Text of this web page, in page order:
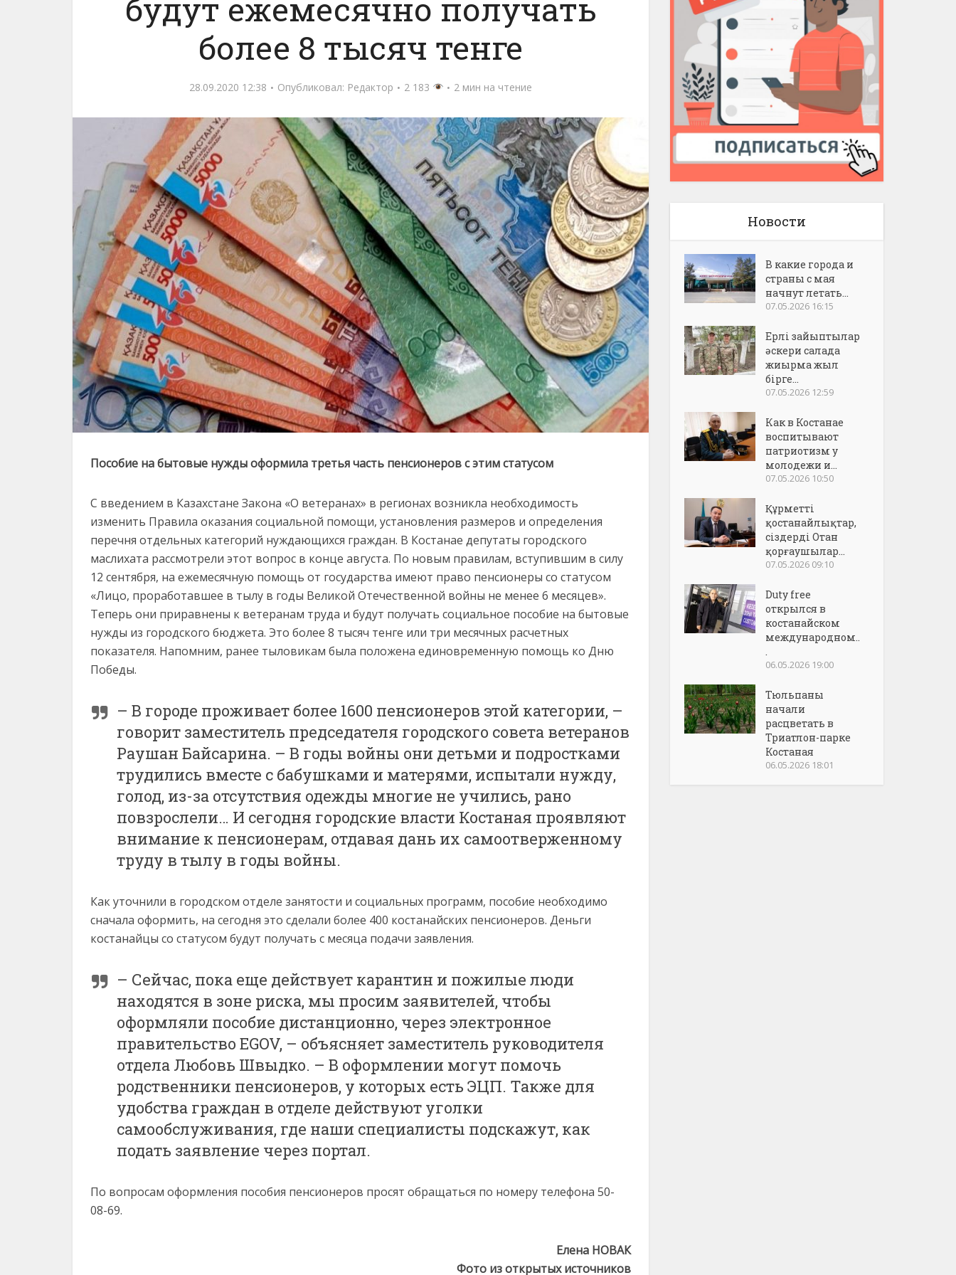
будут ежемесячно получать
более 8 тысяч тенге
28.09.2020 12:38 Опубликовал: Редактор 2 183 2 мин на чтение
Пособие на бытовые нужды оформила третья часть пенсионеров с этим статусом
С введением в Казахстане Закона «О ветеранах» в регионах возникла необходимость
изменить Правила оказания социальной помощи, установления размеров и определения
перечня отдельных категорий нуждающихся граждан. В Костанае депутаты городского
маслихата рассмотрели этот вопрос в конце августа. По новым правилам, вступившим в силу
12 сентября, на ежемесячную помощь от государства имеют право пенсионеры со статусом
«Лицо, проработавшее в тылу в годы Великой Отечественной войны не менее 6 месяцев».
Теперь они приравнены к ветеранам труда и будут получать социальное пособие на бытовые
нужды из городского бюджета. Это более 8 тысяч тенге или три месячных расчетных
показателя. Напомним, ранее тыловикам была положена единовременную помощь ко Дню
Победы.
– В городе проживает более 1600 пенсионеров этой категории, –
говорит заместитель председателя городского совета ветеранов
Раушан Байсарина. – В годы войны они детьми и подростками
трудились вместе с бабушками и матерями, испытали нужду,
голод, из-за отсутствия одежды многие не учились, рано
повзрослели… И сегодня городские власти Костаная проявляют
внимание к пенсионерам, отдавая дань их самоотверженному
труду в тылу в годы войны.
Как уточнили в городском отделе занятости и социальных программ, пособие необходимо
сначала оформить, на сегодня это сделали более 400 костанайских пенсионеров. Деньги
костанайцы со статусом будут получать с месяца подачи заявления.
– Сейчас, пока еще действует карантин и пожилые люди
находятся в зоне риска, мы просим заявителей, чтобы
оформляли пособие дистанционно, через электронное
правительство EGOV, – объясняет заместитель руководителя
отдела Любовь Швыдко. – В оформлении могут помочь
родственники пенсионеров, у которых есть ЭЦП. Также для
удобства граждан в отделе действуют уголки
самообслуживания, где наши специалисты подскажут, как
подать заявление через портал.
По вопросам оформления пособия пенсионеров просят обращаться по номеру телефона 50-
08-69.
Елена НОВАК
Фото из открытых источников
Новости
В какие города и
страны с мая
начнут летать...
07.05.2026 16:15
Ерлі зайыптылар
әскери салада
жиырма жыл
бірге...
07.05.2026 12:59
Как в Костанае
воспитывают
патриотизм у
молодежи и...
07.05.2026 10:50
Құрметті
қостанайлықтар,
сіздерді Отан
қорғаушылар...
07.05.2026 09:10
Duty free
открылся в
костанайском
международном..
.
06.05.2026 19:00
Тюльпаны
начали
расцветать в
Триатлон-парке
Костаная
06.05.2026 18:01